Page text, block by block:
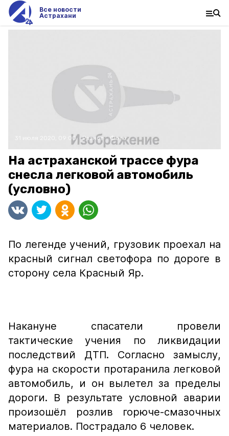
Все новости
Астрахани
31 июля 2020, 09:00 Разное Фото:
На астраханской трассе фура
снесла легковой автомобиль
(условно)
По легенде учений, грузовик проехал на
красный сигнал светофора по дороге в
сторону села Красный Яр.
Накануне спасатели провели
тактические учения по ликвидации
последствий ДТП. Согласно замыслу,
фура на скорости протаранила легковой
автомобиль, и он вылетел за пределы
дороги. В результате условной аварии
произошёл розлив горюче-смазочных
материалов. Пострадало 6 человек.